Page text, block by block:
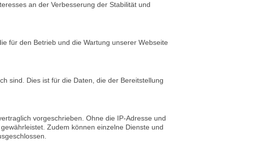
an der Verbesserung der Stabilität und
für den Betrieb und die Wartung unserer Webseite
sind. Dies ist für die Daten, die der Bereitstellung
vorgeschrieben. Ohne die IP-Adresse und
Zudem können einzelne Dienste und